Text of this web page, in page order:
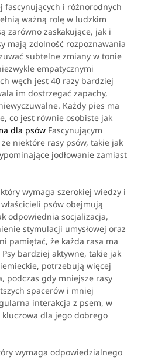
fascynujących i różnorodnych
ważną rolę w ludzkim
zarówno zaskakujące, jak i
mają zdolność rozpoznawania
subtelne zmiany w tonie
empatycznymi
węch jest 40 razy bardziej
im dostrzegać zapachy,
Każdy pies ma
co jest równie osobiste jak
dla psów Fascynującym
niektóre rasy psów, takie jak
jodłowanie zamiast
wymaga szerokiej wiedzy i
psów obejmują
odpowiednia socjalizacja,
stymulacji umysłowej oraz
pamiętać, że każda rasa ma
bardziej aktywne, takie jak
potrzebują więcej
podczas gdy mniejsze rasy
spacerów i mniej
interakcja z psem, w
dla jego dobrego
wymaga odpowiedzialnego